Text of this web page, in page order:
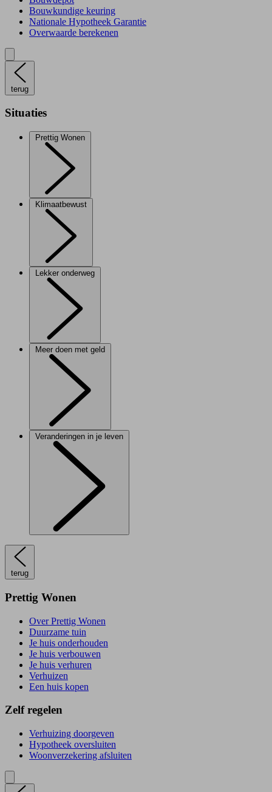
Bouwkundige keuring
Nationale Hypotheek Garantie
Overwaarde berekenen
terug
Situaties
Prettig Wonen
Klimaatbewust
Lekker onderweg
Meer doen met geld
Veranderingen in je leven
terug
Prettig Wonen
Over Prettig Wonen
Duurzame tuin
Je huis onderhouden
Je huis verbouwen
Je huis verhuren
Verhuizen
Een huis kopen
Zelf regelen
Verhuizing doorgeven
Hypotheek oversluiten
Woonverzekering afsluiten